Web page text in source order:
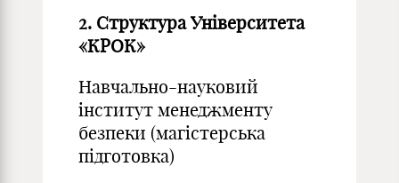
2. Структура Університета
«КРОК»
Навчально-науковий
інститут менеджменту
безпеки (магістерська
підготовка)